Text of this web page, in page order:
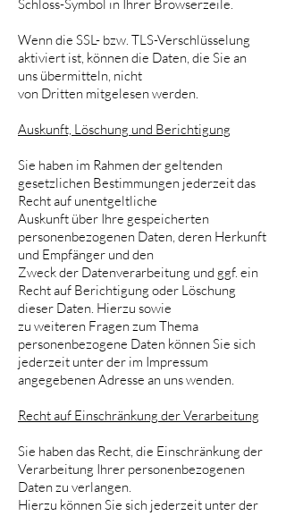
Schloss-Symbol in Ihrer Browserzeile.
Wenn die SSL- bzw. TLS-Verschlüsselung
aktiviert ist, können die Daten, die Sie an
uns übermitteln, nicht
von Dritten mitgelesen werden.
Auskunft, Löschung und Berichtigung
Sie haben im Rahmen der geltenden
gesetzlichen Bestimmungen jederzeit das
Recht auf unentgeltliche
Auskunft über Ihre gespeicherten
personenbezogenen Daten, deren Herkunft
und Empfänger und den
Zweck der Datenverarbeitung und ggf. ein
Recht auf Berichtigung oder Löschung
dieser Daten. Hierzu sowie
zu weiteren Fragen zum Thema
personenbezogene Daten können Sie sich
jederzeit unter der im Impressum
angegebenen Adresse an uns wenden.
Recht auf Einschränkung der Verarbeitung
Sie haben das Recht, die Einschränkung der
Verarbeitung Ihrer personenbezogenen
Daten zu verlangen.
Hierzu können Sie sich jederzeit unter der